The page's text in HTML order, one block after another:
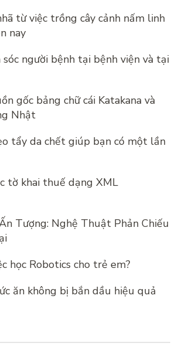
từ việc trồng cây cảnh nấm linh
nay
sóc người bệnh tại bệnh viện và tại
gốc bảng chữ cái Katakana và
Nhật
tẩy da chết giúp bạn có một lần
tờ khai thuế dạng XML
Tượng: Nghệ Thuật Phản Chiếu
học Robotics cho trẻ em?
ăn không bị bắn dầu hiệu quả